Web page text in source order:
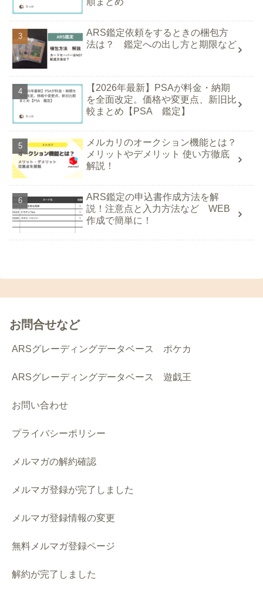
ARS鑑定依頼をするときの梱包方
法は？ 鑑定への出し方と期限など
【2026年最新】PSAが料金・納期
を全面改定。価格や変更点、新旧比
較まとめ【PSA 鑑定】
メルカリのオークション機能とは？
メリットやデメリット 使い方徹底
解説！
ARS鑑定の申込書作成方法を解
説！注意点と入力方法など WEB
作成で簡単に！
お問合せなど
ARSグレーディングデータベース ポケカ
ARSグレーディングデータベース 遊戯王
お問い合わせ
プライバシーポリシー
メルマガの解約確認
メルマガ登録が完了しました
メルマガ登録情報の変更
無料メルマガ登録ページ
解約が完了しました